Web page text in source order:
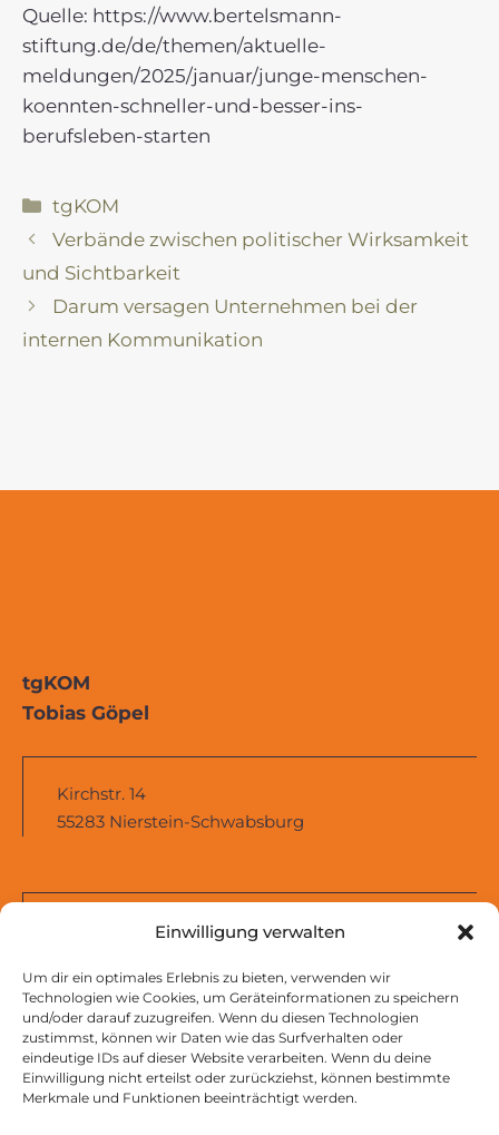
Einwilligung verwalten
Um dir ein optimales Erlebnis zu bieten, verwenden wir
Technologien wie Cookies, um Geräteinformationen zu speichern
und/oder darauf zuzugreifen. Wenn du diesen Technologien
zustimmst, können wir Daten wie das Surfverhalten oder
eindeutige IDs auf dieser Website verarbeiten. Wenn du deine
Einwilligung nicht erteilst oder zurückziehst, können bestimmte
Merkmale und Funktionen beeinträchtigt werden.
Quelle: https://www.bertelsmann-
stiftung.de/de/themen/aktuelle-
meldungen/2025/januar/junge-menschen-
koennten-schneller-und-besser-ins-
berufsleben-starten
Kategorien
tgKOM
Verbände zwischen politischer Wirksamkeit
und Sichtbarkeit
Darum versagen Unternehmen bei der
internen Kommunikation
tgKOM
Tobias Göpel
Kirchstr. 14
55283 Nierstein-Schwabsburg
+49 170 5554222
Impressum
Datenschutzhinweise